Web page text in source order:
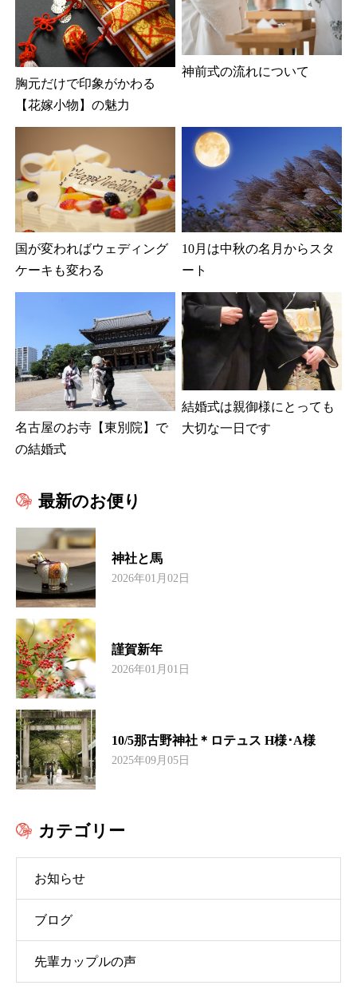
胸元だけで印象がかわる
【花嫁小物】の魅力
神前式の流れについて
国が変わればウェディング
ケーキも変わる
10月は中秋の名月からスタ
ート
名古屋のお寺【東別院】で
の結婚式
結婚式は親御様にとっても
大切な一日です
最新のお便り
神社と馬
2026年01月02日
謹賀新年
2026年01月01日
10/5那古野神社＊ロテュス H様･A様
2025年09月05日
カテゴリー
お知らせ
ブログ
先輩カップルの声